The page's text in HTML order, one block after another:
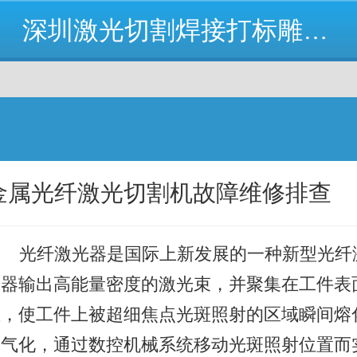
深圳激光切割焊接打标雕刻机设备厂
属光纤激光切割机故障维修排查
光纤激光器是国际上新发展的一种新型光纤
输出高能量密度的激光束，并聚集在工件表
使工件上被超细焦点光斑照射的区域瞬间熔
化，通过数控机械系统移动光斑照射位置而